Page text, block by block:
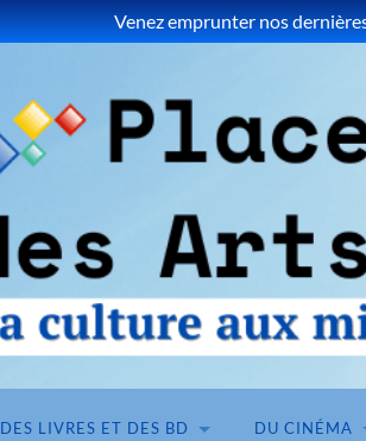
Venez emprunter nos
DES LIVRES ET DES BD DU CINÉMA